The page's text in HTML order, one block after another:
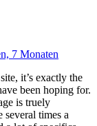
7 Monaten
it’s exactly the
been hoping for.
is truely
several times a